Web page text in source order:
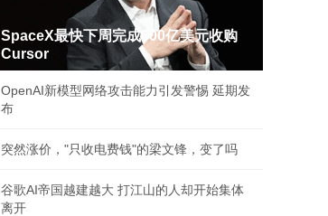
SpaceX最快下周完成600亿美元收购
Cursor
OpenAI新模型网络攻击能力引发警惕 延期发
布
突然涨价，"只收电费钱"的梁文锋，变了吗
谷歌AI帝国越建越大 打江山的人却开始集体
离开